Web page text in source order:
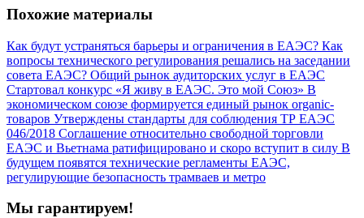
Похожие материалы
Как будут устраняться барьеры и ограничения в ЕАЭС? Как
вопросы технического регулирования решались на заседании
совета ЕАЭС? Общий рынок аудиторских услуг в ЕАЭС
Стартовал конкурс «Я живу в ЕАЭС. Это мой Союз» В
экономическом союзе формируется единый рынок organic-
товаров Утверждены стандарты для соблюдения ТР ЕАЭС
046/2018 Соглашение относительно свободной торговли
ЕАЭС и Вьетнама ратифицировано и скоро вступит в силу В
будущем появятся технические регламенты ЕАЭС,
регулирующие безопасность трамваев и метро
Мы гарантируем!